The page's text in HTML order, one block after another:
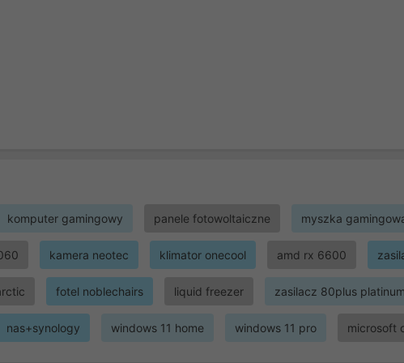
komputer gamingowy panele fotowoltaiczne myszka
kamera neotec klimator onecool amd rx 6600
fotel noblechairs liquid freezer zasilacz 80plus platinum
nas+synology windows 11 home windows 11 pro microsoft